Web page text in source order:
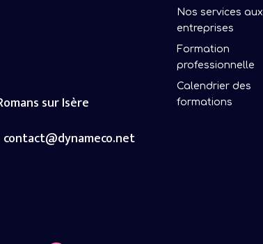
sur Isère
contact@dynameco.net
Nos services aux
entreprises
Formation
professionnelle
Calendrier des
formations